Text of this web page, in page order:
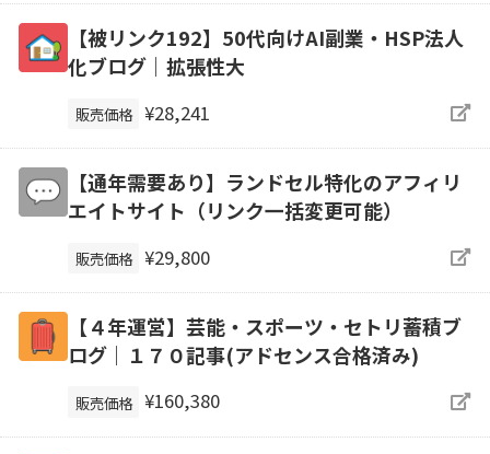
【被リンク192】50代向けAI副業・HSP法人
化ブログ｜拡張性大
販売価格 ¥28,241
【通年需要あり】ランドセル特化のアフィリ
エイトサイト（リンク一括変更可能）
販売価格 ¥29,800
【４年運営】芸能・スポーツ・セトリ蓄積ブ
ログ｜１７０記事(アドセンス合格済み)
販売価格 ¥160,380